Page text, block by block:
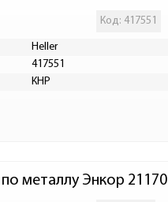
Код: 417551
Heller
417551
КНР
металлу Энкор 21170